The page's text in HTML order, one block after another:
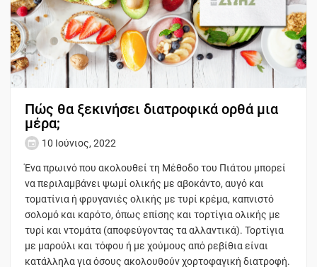
Πώς θα ξεκινήσει διατροφικά ορθά μια
μέρα;
10 Ιούνιος, 2022
Ένα πρωινό που ακολουθεί τη Μέθοδο του Πιάτου μπορεί
να περιλαμβάνει ψωμί ολικής με αβοκάντο, αυγό και
τοματίνια ή φρυγανιές ολικής με τυρί κρέμα, καπνιστό
σολομό και καρότο, όπως επίσης και τορτίγια ολικής με
τυρί και ντομάτα (αποφεύγοντας τα αλλαντικά). Τορτίγια
με μαρούλι και τόφου ή με χούμους από ρεβίθια είναι
κατάλληλα για όσους ακολουθούν χορτοφαγική διατροφή.